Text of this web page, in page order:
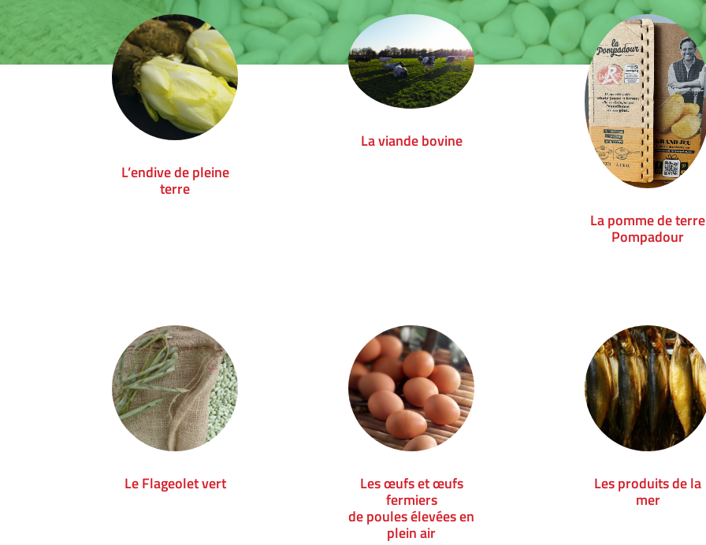
L’endive de pleine
terre
La viande bovine
La pomme de terre
Pompadour
Le Flageolet vert Les œufs et œufs
fermiers
de poules élevées en
plein air
Les produits de la
mer